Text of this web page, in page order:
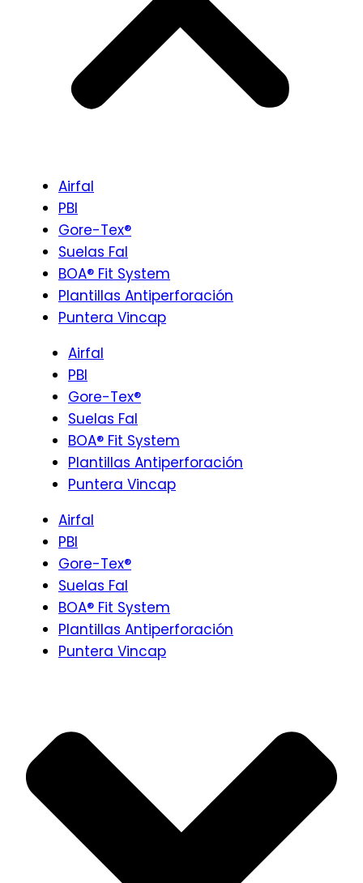
Airfal
PBI
Gore-Tex®
Suelas Fal
BOA® Fit System
Plantillas Antiperforación
Puntera Vincap
Airfal
PBI
Gore-Tex®
Suelas Fal
BOA® Fit System
Plantillas Antiperforación
Puntera Vincap
Airfal
PBI
Gore-Tex®
Suelas Fal
BOA® Fit System
Plantillas Antiperforación
Puntera Vincap